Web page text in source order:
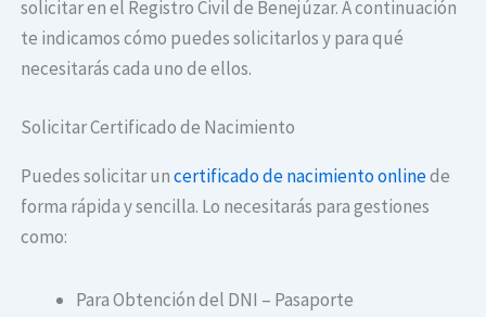
solicitar en el Registro Civil de Benejúzar. A continuación
te indicamos cómo puedes solicitarlos y para qué
necesitarás cada uno de ellos.
Solicitar Certificado de Nacimiento
Puedes solicitar uncertificado de nacimiento onlinede
forma rápida y sencilla. Lo necesitarás para gestiones
como:
Para Obtención del DNI – Pasaporte